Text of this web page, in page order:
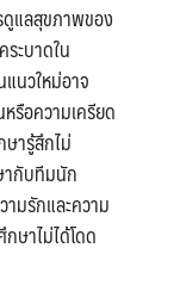
แลสุขภาพของ
ะบาดใน
นวใหม่อาจ
รือความเครียด
ารู้สึกไม่
ากับทีมนัก
มรักและความ
ษาไม่ได้โดด